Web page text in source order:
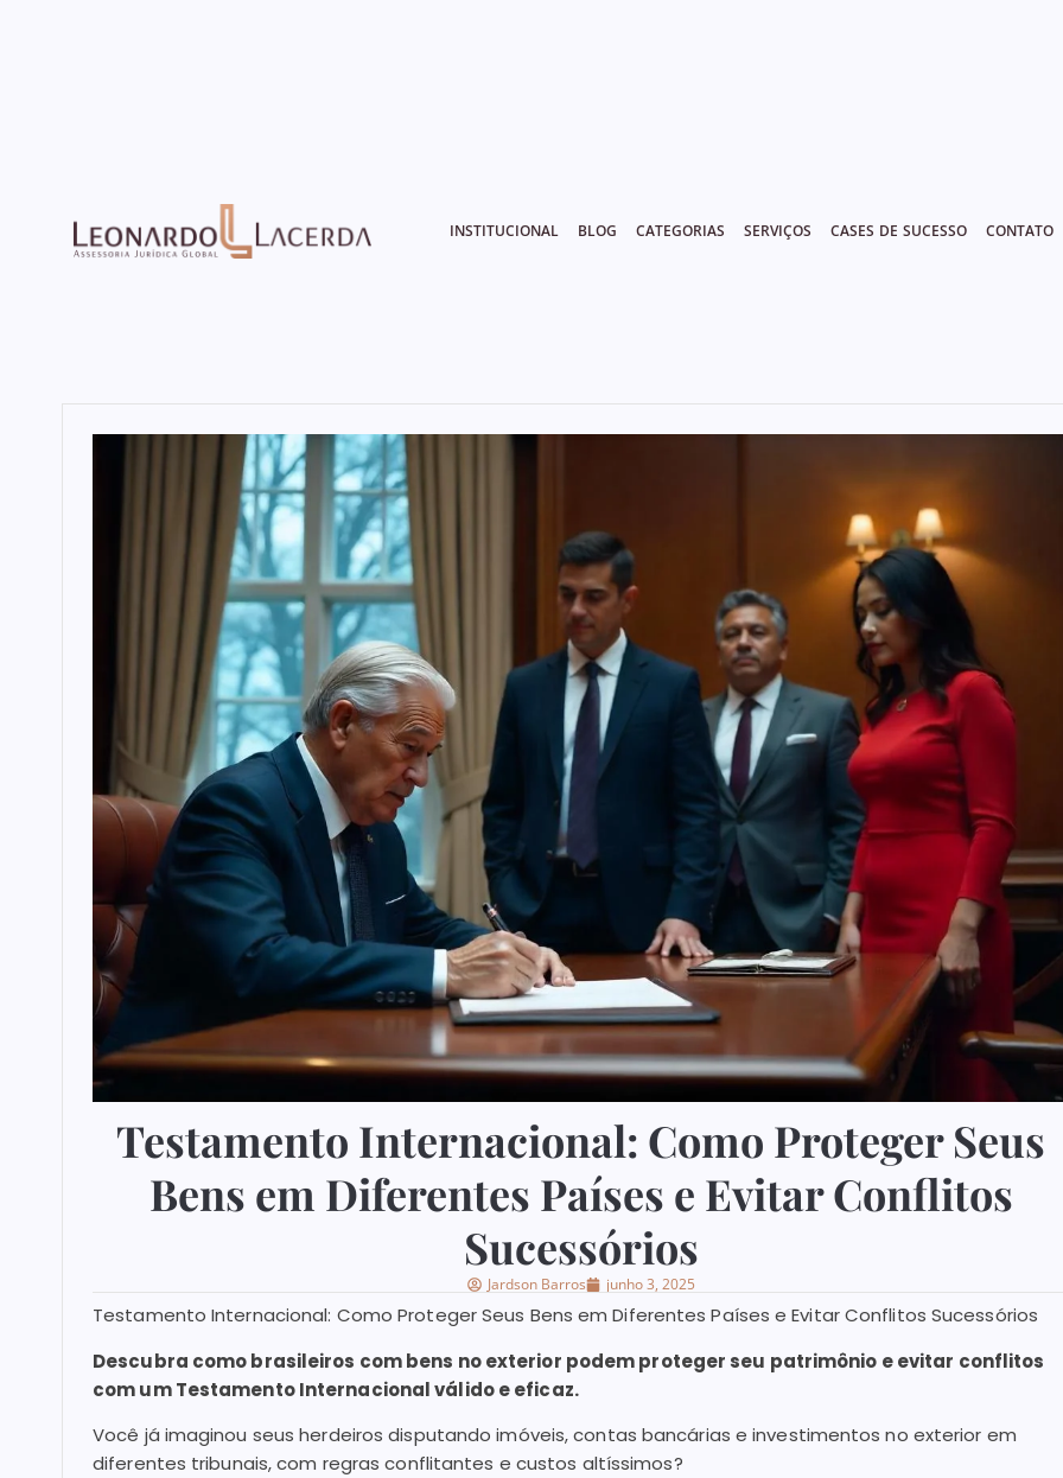
INSTITUCIONAL BLOG CATEGORIAS SERVIÇOS CASES DE SUCESSO CONTATO
Testamento Internacional: Como Proteger Seus
Bens em Diferentes Países e Evitar Conflitos
Sucessórios
Jardson Barros junho 3, 2025
Testamento Internacional: Como Proteger Seus Bens em Diferentes Países e Evitar Conflitos Sucessórios
Descubra como brasileiros com bens no exterior podem proteger seu patrimônio e evitar conflitos
com um Testamento Internacional válido e eficaz.
Você já imaginou seus herdeiros disputando imóveis, contas bancárias e investimentos no exterior em
diferentes tribunais, com regras conflitantes e custos altíssimos?